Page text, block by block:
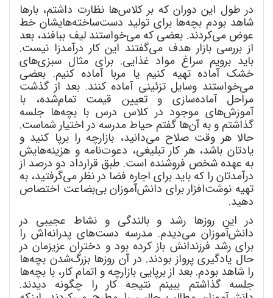
در طول این دوران که بر کلاسها نظارت داشتم، بارها
شاهد بودم بچهها برای تولید دستساختههایشان خط
عوض میکردند. بعضی که میخواستند لیف ببافند، بعد
از بررسی بازار هدف میگفتند این کار درآمدزا نیست.
باید برویم سراغ مواد غذایی. برای مثال سبزیهای
خشک آماده تهیه کنیم یا مربا آماده کنیم. بعضی
میخواستند وسایل تزئینی آماده کنند. بعد از گذشت
مراحل آمادهسازی و تعیین قیمت تمامشده، با
آموزشهای موجود در کلاس درس با بچهها جلسه
گذاشتم و به آنها گفتم حیاط مدرسه در اختیار شماست.
حالا هر وقت صلاح میدانید، بازارچه را برپا کنید و
یادتان باشد، هر کار تبلیغی، دعوتنامه و هزینههایش
به عهده شخص فروشنده است. طبق قرارداد دو درصد از
درآمدتان را که باید برای اجاره فضا در نظر میگرفتید، به
تهیه نوشتافزار برای دانشآموزان بیبضاعت اختصاص
دهید.
در این روزها رشد و بالندگی و نشاط عجیبی در
دانشآموزان میدیدم. مدرسه دستهای پدرانهاش را
برای رشد فرزندانش باز کرده بود و دختران عزیزمان در
حال یادگیری پرواز بودند. در آن روزها بزرگشدن بچهها
را شاهد بودم. بعد از برپایی بازارچه و اتمام کار، با بچهها
جلسه گذاشتم ببینم نتیجه کار را چگونه دیدند.